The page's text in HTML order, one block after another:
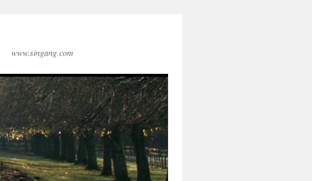
www.singang.com